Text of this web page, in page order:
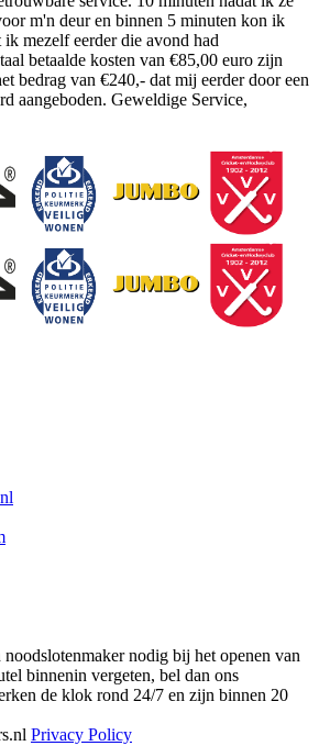
m'n deur en binnen 5 minuten kon ik
mezelf eerder die avond had
betaalde kosten van €85,00 euro zijn
bedrag van €240,- dat mij eerder door een
aangeboden. Geweldige Service,
nodig bij het openen van
binnenin vergeten, bel dan ons
de klok rond 24/7 en zijn binnen 20
Privacy Policy